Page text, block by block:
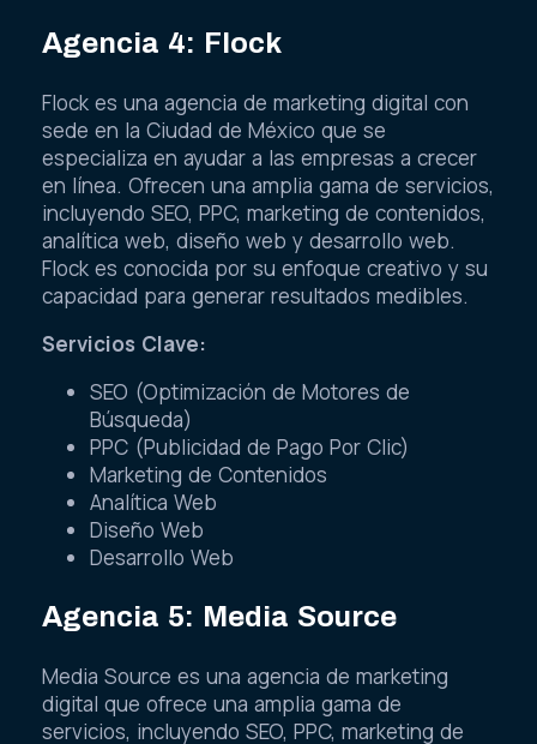
Agencia 4: Flock
Flock es una agencia de marketing digital con
sede en la Ciudad de México que se
especializa en ayudar a las empresas a crecer
en línea. Ofrecen una amplia gama de servicios,
incluyendo SEO, PPC, marketing de contenidos,
analítica web, diseño web y desarrollo web.
Flock es conocida por su enfoque creativo y su
capacidad para generar resultados medibles.
Servicios Clave:
SEO (Optimización de Motores de
Búsqueda)
PPC (Publicidad de Pago Por Clic)
Marketing de Contenidos
Analítica Web
Diseño Web
Desarrollo Web
Agencia 5: Media Source
Media Source es una agencia de marketing
digital que ofrece una amplia gama de
servicios, incluyendo SEO, PPC, marketing de